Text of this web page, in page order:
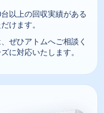
以上の回収実績がある
けます。
ぜひアトムへご相談く
に対応いたします。